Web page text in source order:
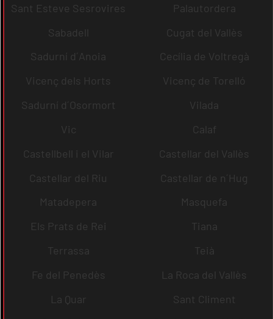
Sant Esteve Sesrovires
Palautordera
Sabadell
Cugat del Vallès
Sadurní d´Anoia
Cecília de Voltregà
Vicenç dels Horts
Vicenç de Torelló
Sadurní d´Osormort
Vilada
Vic
Calaf
Castellbell i el Vilar
Castellar del Vallès
Castellar del Riu
Castellar de n´Hug
Matadepera
Masquefa
Els Prats de Rei
Tiana
Terrassa
Teià
Fe del Penedès
La Roca del Vallès
La Quar
Sant Climent